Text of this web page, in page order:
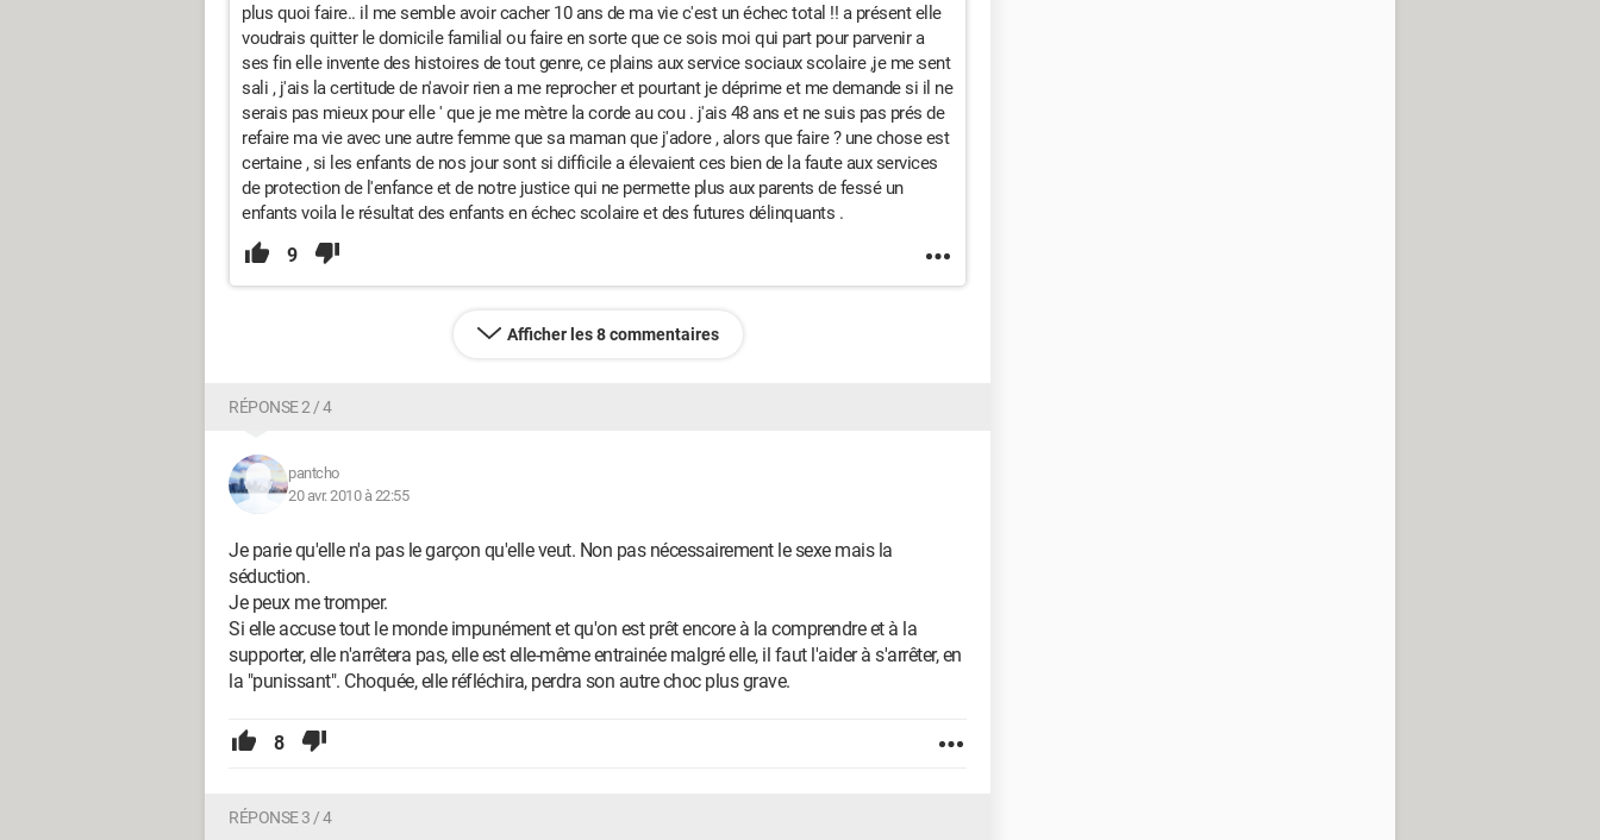
plus quoi faire.. il me semble avoir cacher 10 ans de ma vie c'est un échec total !! a présent elle
voudrais quitter le domicile familial ou faire en sorte que ce sois moi qui part pour parvenir a
ses fin elle invente des histoires de tout genre, ce plains aux service sociaux scolaire ,je me sent
sali , j'ais la certitude de n'avoir rien a me reprocher et pourtant je déprime et me demande si il ne
serais pas mieux pour elle ' que je me mètre la corde au cou . j'ais 48 ans et ne suis pas prés de
refaire ma vie avec une autre femme que sa maman que j'adore , alors que faire ? une chose est
certaine , si les enfants de nos jour sont si difficile a élevaient ces bien de la faute aux services
de protection de l'enfance et de notre justice qui ne permette plus aux parents de fessé un
enfants voila le résultat des enfants en échec scolaire et des futures délinquants .
9
Afficher les 8 commentaires
RÉPONSE 2 / 4
pantcho
20 avr. 2010 à 22:55
Je parie qu'elle n'a pas le garçon qu'elle veut. Non pas nécessairement le sexe mais la
séduction.
Je peux me tromper.
Si elle accuse tout le monde impunément et qu'on est prêt encore à la comprendre et à la
supporter, elle n'arrêtera pas, elle est elle-même entrainée malgré elle, il faut l'aider à s'arrêter, en
la "punissant". Choquée, elle réfléchira, perdra son autre choc plus grave.
8
RÉPONSE 3 / 4